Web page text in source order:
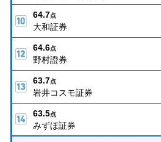
64.7点
大和証券
64.6点
野村證券
63.7点
岩井コスモ証券
63.5点
みずほ証券